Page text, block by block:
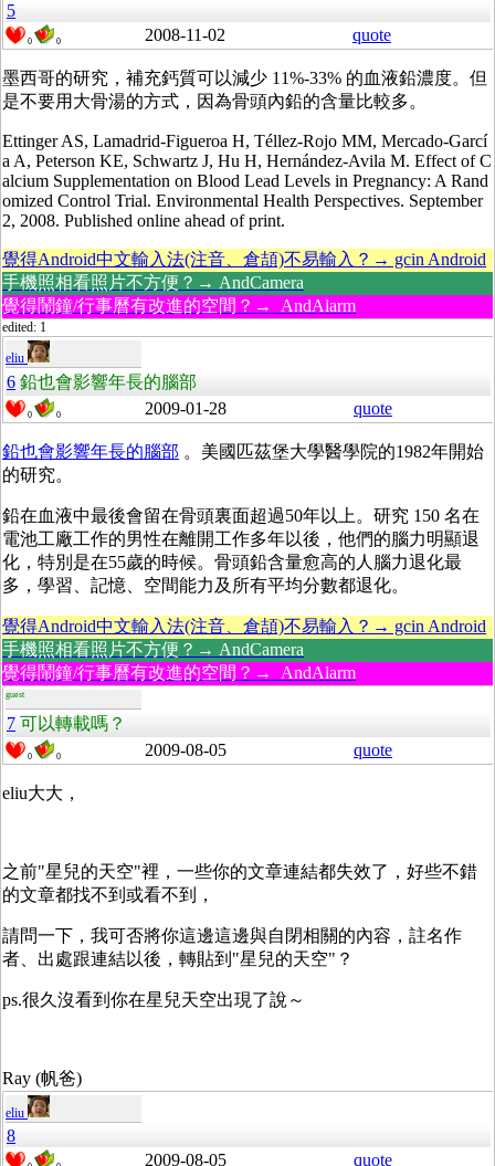
5
0 0 2008-11-02 quote
墨西哥的研究，補充鈣質可以減少 11%-33% 的血液鉛濃度。但
是不要用大骨湯的方式，因為骨頭內鉛的含量比較多。
Ettinger AS, Lamadrid-Figueroa H, Téllez-Rojo MM, Mercado-Garcí
a A, Peterson KE, Schwartz J, Hu H, Hernández-Avila M. Effect of C
alcium Supplementation on Blood Lead Levels in Pregnancy: A Rand
omized Control Trial. Environmental Health Perspectives. September
2, 2008. Published online ahead of print.
覺得Android中文輸入法(注音、倉頡)不易輸入？→ gcin Android
手機照相看照片不方便？→ AndCamera
覺得鬧鐘/行事曆有改進的空間？→ AndAlarm
edited: 1
eliu
6 鉛也會影響年長的腦部
0 0 2009-01-28 quote
鉛也會影響年長的腦部 。美國匹茲堡大學醫學院的1982年開始
的研究。
鉛在血液中最後會留在骨頭裏面超過50年以上。研究 150 名在
電池工廠工作的男性在離開工作多年以後，他們的腦力明顯退
化，特別是在55歲的時候。骨頭鉛含量愈高的人腦力退化最
多，學習、記憶、空間能力及所有平均分數都退化。
覺得Android中文輸入法(注音、倉頡)不易輸入？→ gcin Android
手機照相看照片不方便？→ AndCamera
覺得鬧鐘/行事曆有改進的空間？→ AndAlarm
guest
7 可以轉載嗎？
0 0 2009-08-05 quote
eliu大大，
之前"星兒的天空"裡，一些你的文章連結都失效了，好些不錯
的文章都找不到或看不到，
請問一下，我可否將你這邊這邊與自閉相關的內容，註名作
者、出處跟連結以後，轉貼到"星兒的天空"？
ps.很久沒看到你在星兒天空出現了說～
Ray (帆爸)
eliu
8
2009-08-05 quote